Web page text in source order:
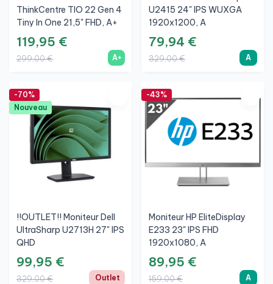
ThinkCentre TIO 22 Gen 4
Tiny In One 21,5" FHD, A+
119,95 €
299,00 € A+
U2415 24" IPS WUXGA
1920x1200, A
79,94 €
329,00 € A
-70%
Nouveau
!!OUTLET!! Moniteur Dell
UltraSharp U2713H 27" IPS
QHD
99,95 €
329,00 € Outlet
-43%
Moniteur HP EliteDisplay
E233 23" IPS FHD
1920x1080, A
89,95 €
159,00 € A